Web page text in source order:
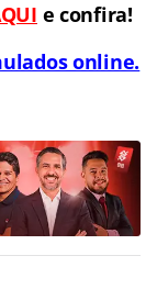
e confira!
online.